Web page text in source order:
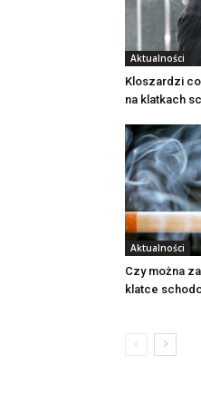
Aktualności
Kloszardzi
na klatkach
Aktualności
Czy można
klatce